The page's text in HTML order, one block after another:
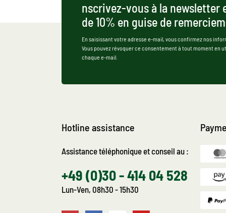
nscrivez-vous à la newsletter
de 10% en guise de
En saisissant votre adresse e-mail, vous confirmez nos
Vous pouvez révoquer ce consentement à tout moment en
chaque e-mail.
Hotline assistance
Assistance téléphonique et conseil au :
+49 (0)30 - 414 04 528
Lun-Ven, 08h30 - 15h30